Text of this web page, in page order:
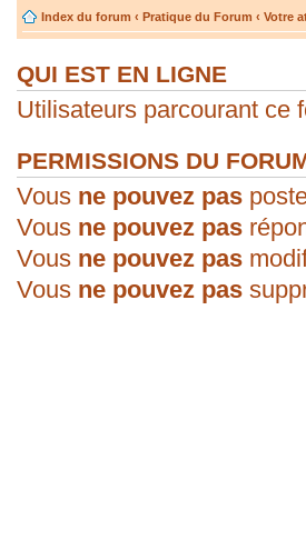
Index du forum ‹ Pratique du Forum ‹ Votre
QUI EST EN LIGNE
Utilisateurs parcourant ce
PERMISSIONS DU
Vous ne pouvez pas
Vous ne pouvez pas
Vous ne pouvez pas
Vous ne pouvez pas